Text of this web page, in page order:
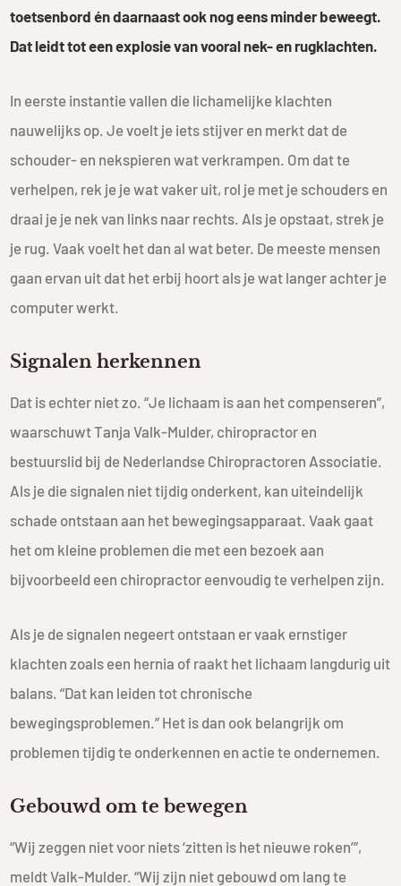
toetsenbord én daarnaast ook nog eens minder beweegt.
Dat leidt tot een explosie van vooral nek- en rugklachten.
In eerste instantie vallen die lichamelijke klachten
nauwelijks op. Je voelt je iets stijver en merkt dat de
schouder- en nekspieren wat verkrampen. Om dat te
verhelpen, rek je je wat vaker uit, rol je met je schouders en
draai je je nek van links naar rechts. Als je opstaat, strek je
je rug. Vaak voelt het dan al wat beter. De meeste mensen
gaan ervan uit dat het erbij hoort als je wat langer achter je
computer werkt.
Signalen herkennen
Dat is echter niet zo. “Je lichaam is aan het compenseren”,
waarschuwt Tanja Valk-Mulder, chiropractor en
bestuurslid bij de Nederlandse Chiropractoren Associatie.
Als je die signalen niet tijdig onderkent, kan uiteindelijk
schade ontstaan aan het bewegingsapparaat. Vaak gaat
het om kleine problemen die met een bezoek aan
bijvoorbeeld een chiropractor eenvoudig te verhelpen zijn.
Als je de signalen negeert ontstaan er vaak ernstiger
klachten zoals een hernia of raakt het lichaam langdurig uit
balans. “Dat kan leiden tot chronische
bewegingsproblemen.” Het is dan ook belangrijk om
problemen tijdig te onderkennen en actie te ondernemen.
Gebouwd om te bewegen
“Wij zeggen niet voor niets ‘zitten is het nieuwe roken’”,
meldt Valk-Mulder. “Wij zijn niet gebouwd om lang te